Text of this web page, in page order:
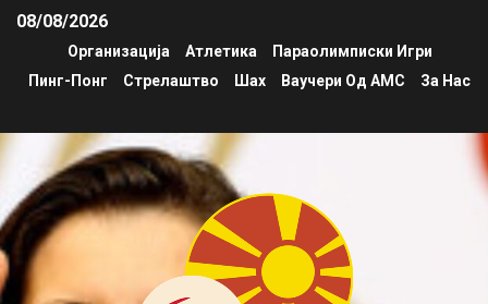
08/08/2026
Организација Атлетика
Параолимписки Игри
Пинг-Понг
Стрелаштво Шах Ваучери Од АМС За Нас